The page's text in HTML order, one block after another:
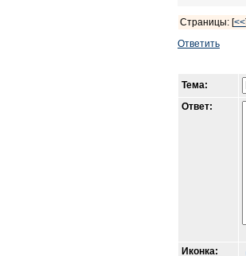
Страницы: [<<
Ответить
Тема:
Ответ:
Иконка: